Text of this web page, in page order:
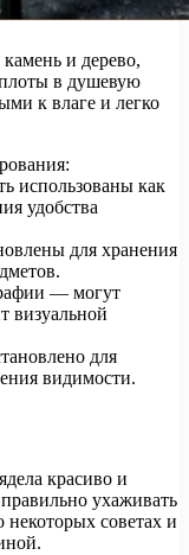
и дерево,
в душевую
к влаге и легко
использованы как
удобства
для хранения
— могут
визуальной
для
видимости.
красиво и
ухаживать
некоторых советах и